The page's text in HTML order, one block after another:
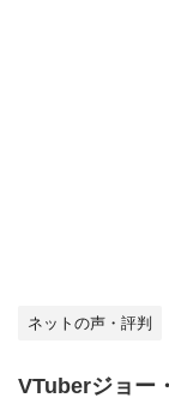
ネットの声・評判
VTuberジョー